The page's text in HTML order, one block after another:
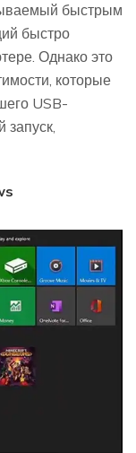
быстрым
быстро
Однако это
которые
USB-
запуск,